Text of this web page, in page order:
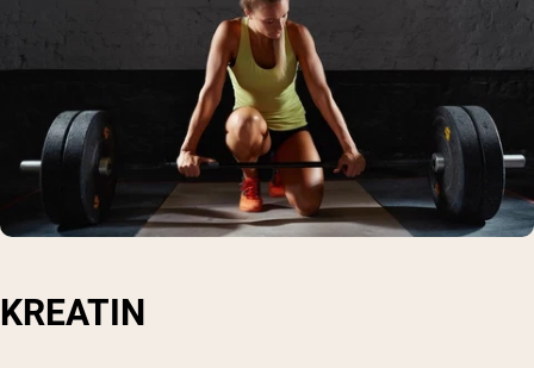
KREATIN